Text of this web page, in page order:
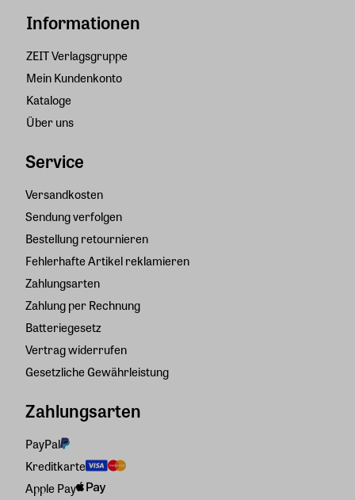
Informationen
ZEIT Verlagsgruppe
Mein Kundenkonto
Kataloge
Über uns
Service
Versandkosten
Sendung verfolgen
Bestellung retournieren
Fehlerhafte Artikel reklamieren
Zahlungsarten
Zahlung per Rechnung
Batteriegesetz
Vertrag widerrufen
Gesetzliche Gewährleistung
Zahlungsarten
PayPal
Kreditkarte
Apple Pay